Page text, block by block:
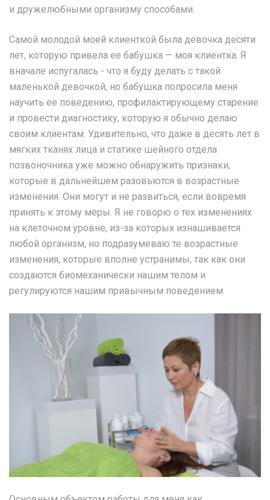
и дружелюбными организму способами.
Самой молодой моей клиенткой была девочка десяти
лет, которую привела ее бабушка — моя клиентка. Я
вначале испугалась - что я буду делать с такой
маленькой девочкой, но бабушка попросила меня
научить ее поведению, профилактирующему старение
и провести диагностику, которую я обычно делаю
своим клиентам. Удивительно, что даже в десять лет в
мягких тканях лица и статике шейного отдела
позвоночника уже можно обнаружить признаки,
которые в дальнейшем разовьются в возрастные
изменения. Они могут и не развиться, если вовремя
принять к этому меры. Я не говорю о тех изменениях
на клеточном уровне, из-за которых изнашивается
любой организм, но подразумеваю те возрастные
изменения, которые вполне устранимы, так как они
создаются биомеханически нашим телом и
регулируются нашим привычным поведением.